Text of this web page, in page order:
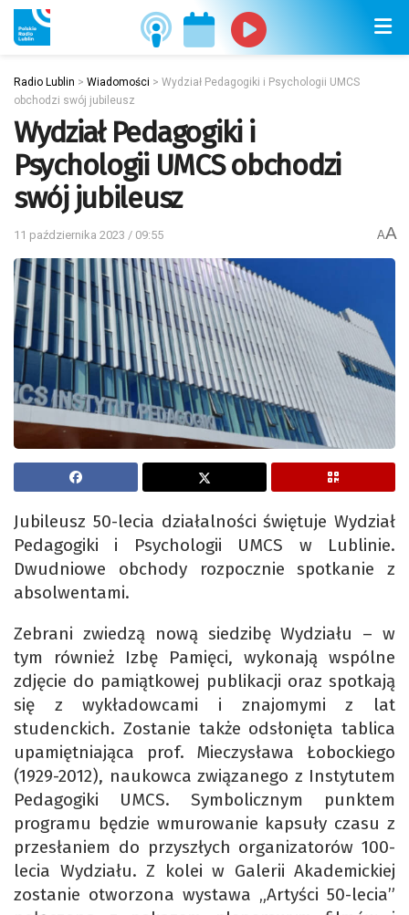
Radio Lublin > Wiadomości > Wydział Pedagogiki i Psychologii UMCS
obchodzi swój jubileusz
Wydział Pedagogiki i
Psychologii UMCS obchodzi
swój jubileusz
11 października 2023 / 09:55 AA
Jubileusz 50-lecia działalności świętuje Wydział
Pedagogiki i Psychologii UMCS w Lublinie.
Dwudniowe obchody rozpocznie spotkanie z
absolwentami.
Zebrani zwiedzą nową siedzibę Wydziału – w
tym również Izbę Pamięci, wykonają wspólne
zdjęcie do pamiątkowej publikacji oraz spotkają
się z wykładowcami i znajomymi z lat
studenckich. Zostanie także odsłonięta tablica
upamiętniająca prof. Mieczysława Łobockiego
(1929-2012), naukowca związanego z Instytutem
Pedagogiki UMCS. Symbolicznym punktem
programu będzie wmurowanie kapsuły czasu z
przesłaniem do przyszłych organizatorów 100-
lecia Wydziału. Z kolei w Galerii Akademickiej
zostanie otworzona wystawa „Artyści 50-lecia”